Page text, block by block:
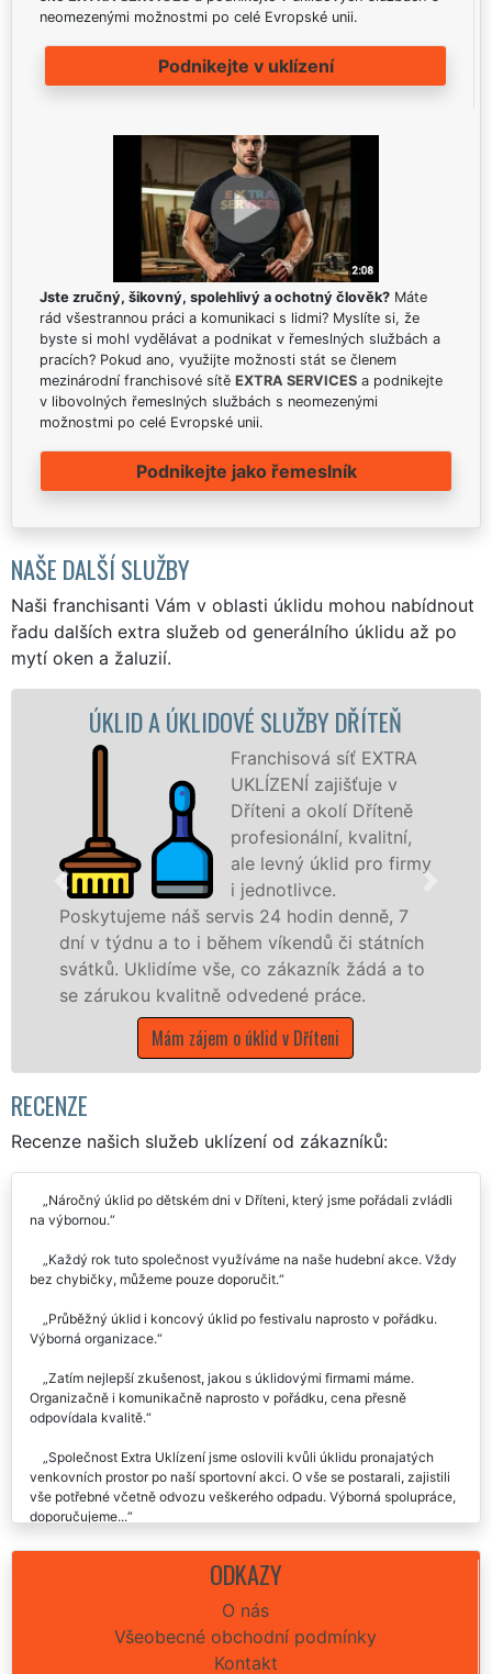
neomezenými možnostmi po celé Evropské unii.
Podnikejte v uklízení
Jste zručný, šikovný, spolehlivý a ochotný člověk? Máte
rád všestrannou práci a komunikaci s lidmi? Myslíte si, že
byste si mohl vydělávat a podnikat v řemeslných službách a
pracích? Pokud ano, využijte možnosti stát se členem
mezinárodní franchisové sítě EXTRA SERVICES a podnikejte
v libovolných řemeslných službách s neomezenými
možnostmi po celé Evropské unii.
Podnikejte jako řemeslník
NAŠE DALŠÍ SLUŽBY
Naši franchisanti Vám v oblasti úklidu mohou nabídnout
řadu dalších extra služeb od generálního úklidu až po
mytí oken a žaluzií.
SLUŽBY DŘÍTEŇ
Franchisová síť EXTRA
UKLÍZENÍ zajišťuje v
Dříteni a okolí Dříteně
profesionální, kvalitní,
ale levný úklid pro firmy
i jednotlivce.
servis 24 hodin denně, 7
i během víkendů či státních
vše, co zákazník žádá a to
odvedené práce.
zájem o úklid v Dříteni
ÚKLIDOVÁ
nabízíme pro
státní podniky,
Jihočeském
RECENZE
Recenze našich služeb uklízení od zákazníků:
Náročný úklid po dětském dni v Dříteni, který jsme pořádali zvládli
na výbornou.
Každý rok tuto společnost využíváme na naše hudební akce. Vždy
bez chybičky, můžeme pouze doporučit.
Průběžný úklid i koncový úklid po festivalu naprosto v pořádku.
Výborná organizace.
Zatím nejlepší zkušenost, jakou s úklidovými firmami máme.
Organizačně i komunikačně naprosto v pořádku, cena přesně
odpovídala kvalitě.
Společnost Extra Uklízení jsme oslovili kvůli úklidu pronajatých
venkovních prostor po naší sportovní akci. O vše se postarali, zajistili
vše potřebné včetně odvozu veškerého odpadu. Výborná spolupráce,
doporučujeme...
ODKAZY
O nás
Všeobecné obchodní podmínky
Kontakt